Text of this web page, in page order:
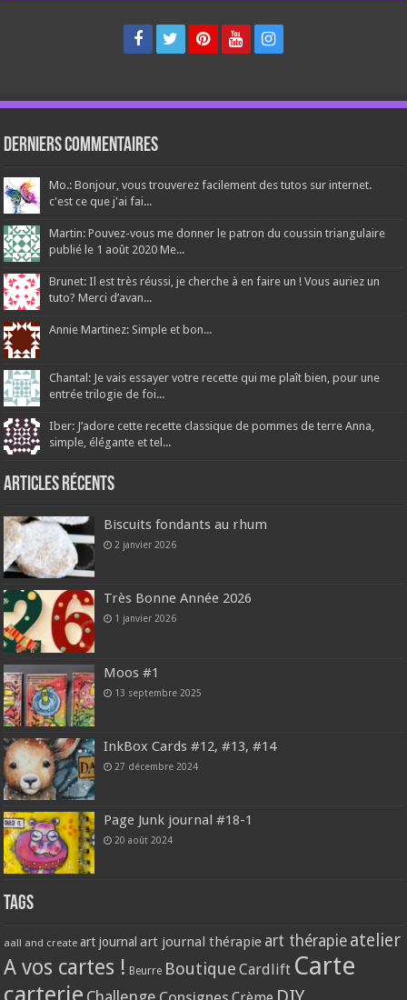
Derniers Commentaires
Mo.: Bonjour, vous trouverez facilement des tutos sur internet.
c'est ce que j'ai fai...
Martin: Pouvez-vous me donner le patron du coussin triangulaire
publié le 1 août 2020 Me...
Brunet: Il est très réussi, je cherche à en faire un ! Vous auriez un
tuto? Merci d’avan...
Annie Martinez: Simple et bon...
Chantal: Je vais essayer votre recette qui me plaît bien, pour une
entrée trilogie de foi...
Iber: J’adore cette recette classique de pommes de terre Anna,
simple, élégante et tel...
Articles récents
Biscuits fondants au rhum
2 janvier 2026
Très Bonne Année 2026
1 janvier 2026
Moos #1
13 septembre 2025
InkBox Cards #12, #13, #14
27 décembre 2024
Page Junk journal #18-1
20 août 2024
Tags
aall and create art journal art journal thérapie art thérapie atelier
A vos cartes ! Beurre Boutique Cardlift Carte